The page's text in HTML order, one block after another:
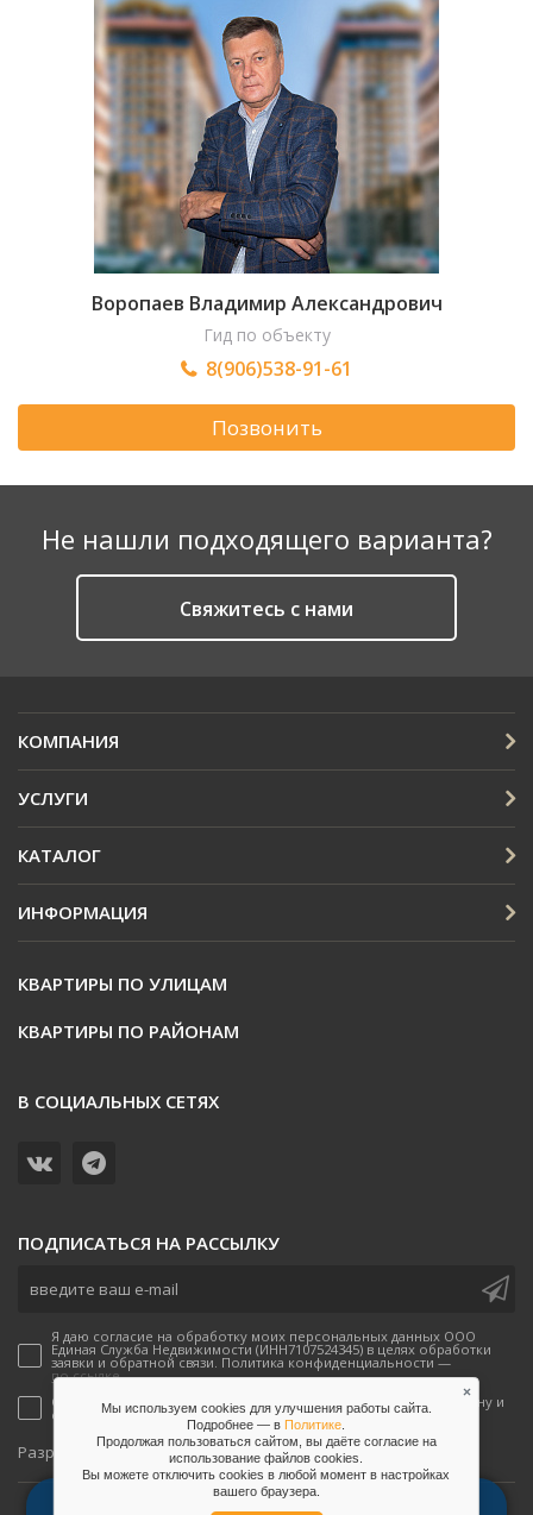
Воропаев Владимир Александрович
Гид по объекту
8(906)538-91-61
Позвонить
Не нашли подходящего варианта?
Cвяжитесь с нами
КОМПАНИЯ
УСЛУГИ
КАТАЛОГ
ИНФОРМАЦИЯ
КВАРТИРЫ ПО УЛИЦАМ
КВАРТИРЫ ПО РАЙОНАМ
В СОЦИАЛЬНЫХ СЕТЯХ
ПОДПИСАТЬСЯ НА РАССЫЛКУ
Я даю согласие на обработку моих персональных данных ООО
Единая Служба Недвижимости (ИНН7107524345) в целях обработки
заявки и обратной связи. Политика конфиденциальности —
по ссылке.
Согласен(-а) на получение рекламных предложений по телефону и
email от ООО Единая Служба Недвижимости
Разработаноonpeak
Мы используем cookies для улучшения работы сайта.
Подробнее — вПолитике
Продолжая пользоваться сайтом, вы даёте согласие на
использование файлов сookies.
Вы можете отключить сookies в любой момент в настройках
вашего браузера.
×